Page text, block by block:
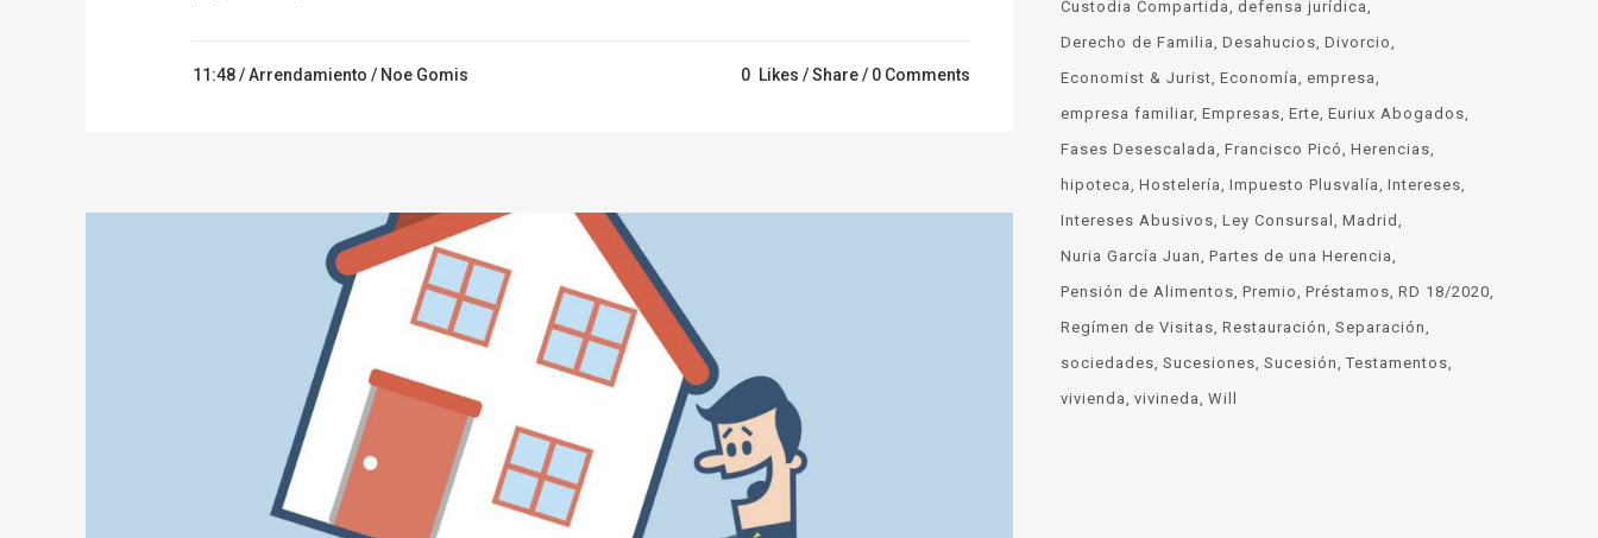
11:48 /Arrendamiento / Noe Gomis 0 Likes Share 0 Comments
Custodia Compartida defensa jurídica
Derecho de Familia Desahucios Divorcio
Economist & Jurist Economía empresa
empresa familiar Empresas Erte Euriux Abogados
Fases Desescalada Francisco Picó Herencias
hipoteca Hostelería Impuesto Plusvalía Intereses
Intereses Abusivos Ley Consursal
Madrid
Nuria García Juan Partes de una Herencia
Pensión de Alimentos Premio Préstamos RD 18/2020
Regímen de Visitas Restauración Separación
sociedades Sucesiones Sucesión Testamentos
vivienda vivineda Will